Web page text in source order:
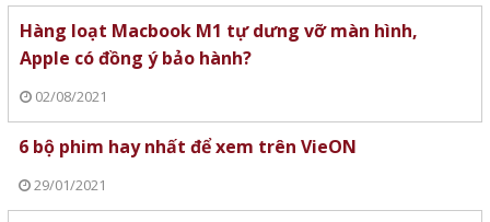
Hàng loạt Macbook M1 tự dưng vỡ màn hình,
Apple có đồng ý bảo hành?
02/08/2021
6 bộ phim hay nhất để xem trên VieON
29/01/2021